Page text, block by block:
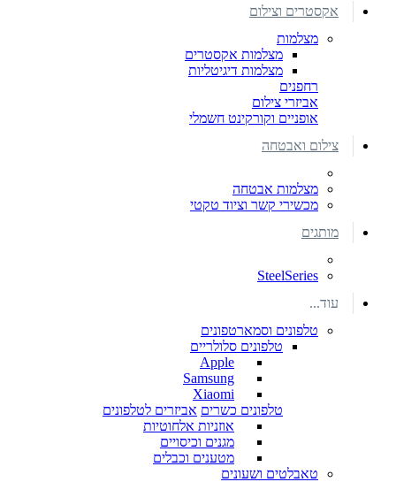
אקסטרים וצילום
מצלמות
מצלמות אקסטרים
מצלמות דיגיטליות
רחפנים
אביזרי צילום
אופניים וקורקינט חשמלי
צילום ואבטחה
מצלמות אבטחה
מכשירי קשר וציוד טקטי
מותגים
SteelSeries
עוד...
טלפונים וסמארטפונים
טלפונים סלולריים
Apple
Samsung
Xiaomi
טלפונים כשרים אביזרים לטלפונים
אוזניות אלחוטיות
מגנים וכיסויים
מטענים וכבלים
טאבלטים ושעונים